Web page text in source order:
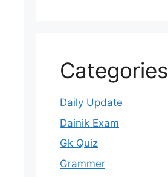
Categories
Daily Update
Dainik Exam
Gk Quiz
Grammer